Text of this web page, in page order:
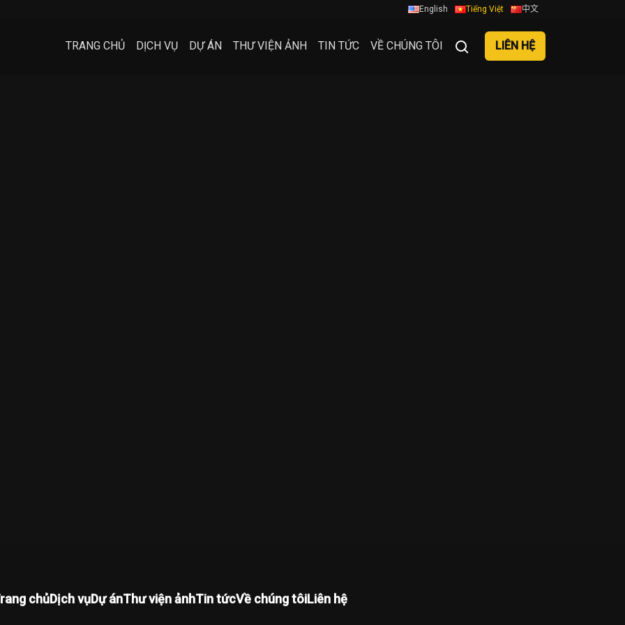
English Tiếng Việt 中文
TRANG CHỦ DỊCH VỤ DỰ ÁN THƯ VIỆN ẢNH TIN TỨC VỀ CHÚNG TÔI LIÊN HỆ
chủDịch vụDự ánThư viện ảnhTin tứcVề chúng tôiLiên hệ